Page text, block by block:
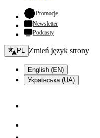
Promocje- otwiera się w
Newsletter
Podcasty
Zmień język - bieżący:
PL Zmień język strony
English (EN)
Українська (UA)